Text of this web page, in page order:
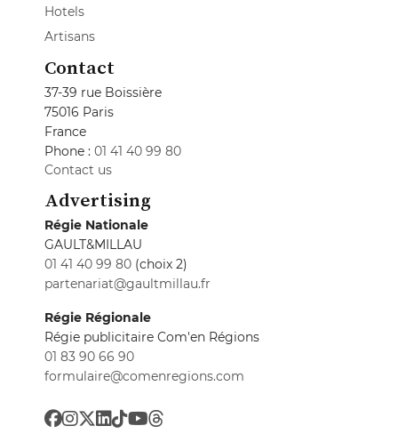
Hotels
Artisans
Contact
37-39 rue Boissière
75016 Paris
France
Phone : 01 41 40 99 80
Contact us
Advertising
Régie Nationale
GAULT&MILLAU
01 41 40 99 80 (choix 2)
partenariat@gaultmillau.fr
Régie Régionale
Régie publicitaire Com'en Régions
01 83 90 66 90
formulaire@comenregions.com